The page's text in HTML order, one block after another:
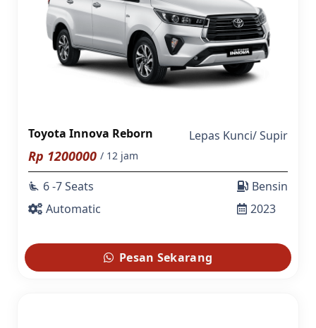
Toyota Innova Reborn Lepas Kunci/Supir
Rp 1200000 / 12 jam
airline_seat_recline_extra 6 -7 Seats
Automatic
Bensin
2023
Pesan Sekarang